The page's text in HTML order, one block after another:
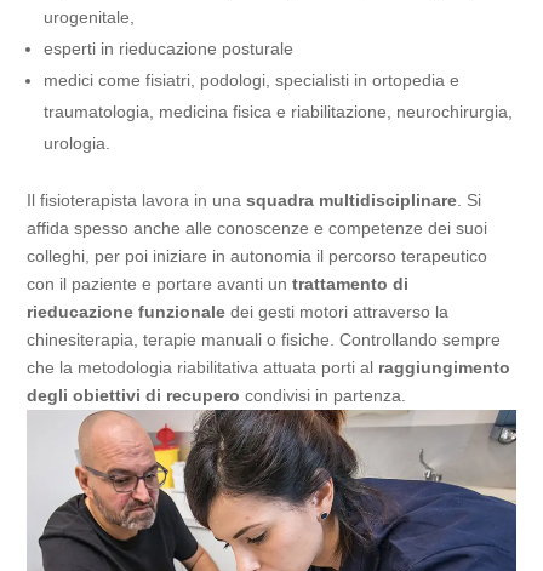
urogenitale,
esperti in rieducazione posturale
medici come fisiatri, podologi, specialisti in ortopedia e
traumatologia, medicina fisica e riabilitazione, neurochirurgia,
urologia.
Il fisioterapista lavora in unasquadra multidisciplinare . Si
affida spesso anche alle conoscenze e competenze dei suoi
colleghi, per poi iniziare in autonomia il percorso terapeutico
con il paziente e portare avanti untrattamento di
rieducazione funzionale dei gesti motori attraverso la
chinesiterapia, terapie manuali o fisiche. Controllando sempre
che la metodologia riabilitativa attuata porti al raggiungimento
degli obiettivi di recupero condivisi in partenza.